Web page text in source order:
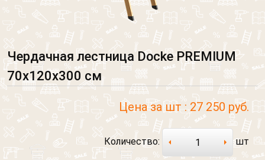
Чердачная лестница Docke PREMIUM
70х120х300 см
Цена за шт : 27 250 руб.
Количество: шт